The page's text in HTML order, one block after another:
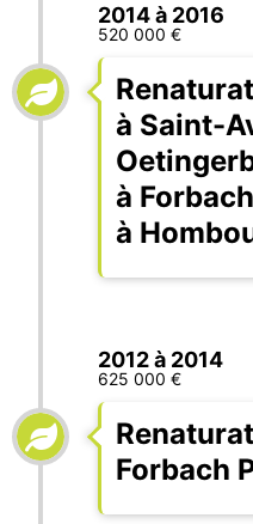
2014 à 2016
520 000 €
à Saint-
à
à
2012 à 2014
625 000 €
Forbach